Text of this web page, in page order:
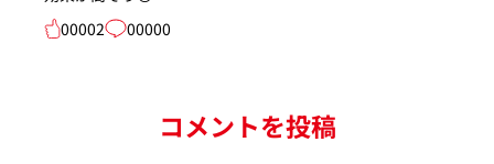
00002
00000
コメントを投稿